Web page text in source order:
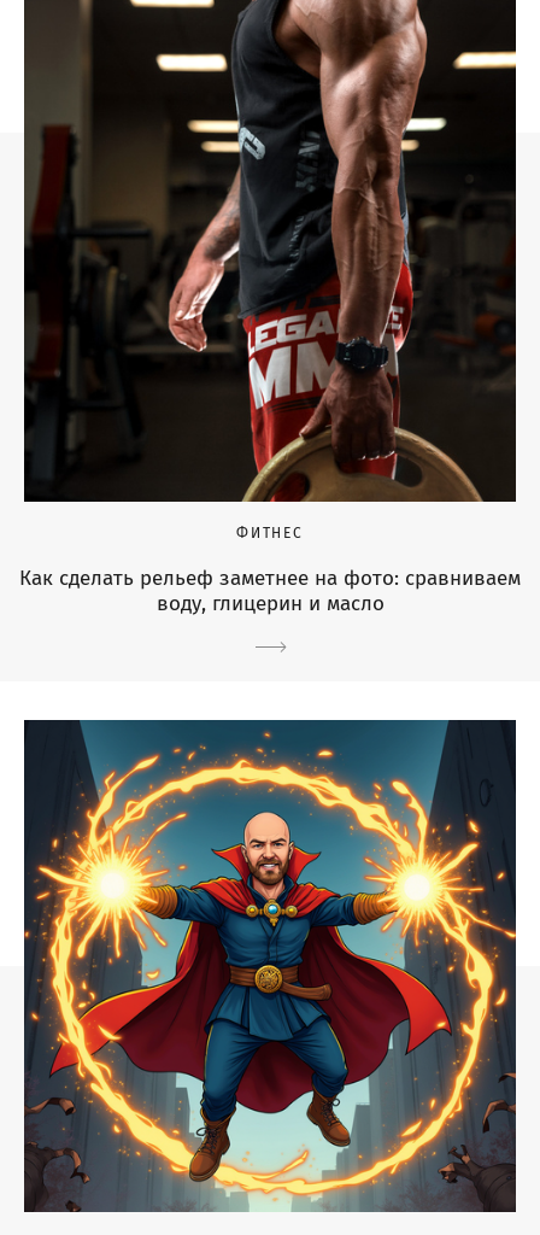
ФИТНЕС
Как сделать рельеф заметнее на фото: сравниваем
воду, глицерин и масло